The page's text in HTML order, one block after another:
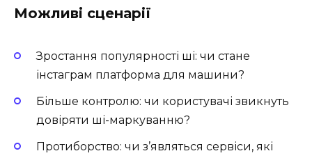
Можливі сценарії
Зростання популярності ші: чи стане
інстаграм платформа для машини?
Більше контролю: чи користувачі звикнуть
довіряти ші-маркуванню?
Протиборство: чи з’являться сервіси, які